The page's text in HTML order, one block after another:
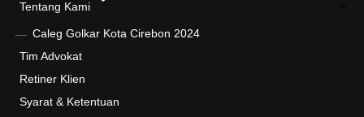
Tentang Kami
Caleg Golkar Kota Cirebon 2024
Tim Advokat
Retiner Klien
Syarat & Ketentuan